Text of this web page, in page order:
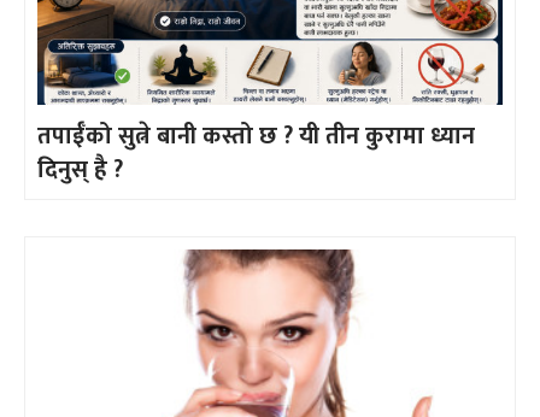
तपाईँको सुत्ने बानी कस्तो छ ? यी तीन कुरामा ध्यान
दिनुस् है ?